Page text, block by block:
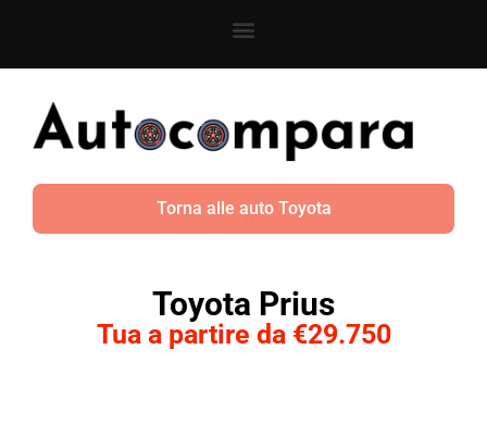
Torna alle auto Toyota
Toyota Prius
Tua a partire da €29.750